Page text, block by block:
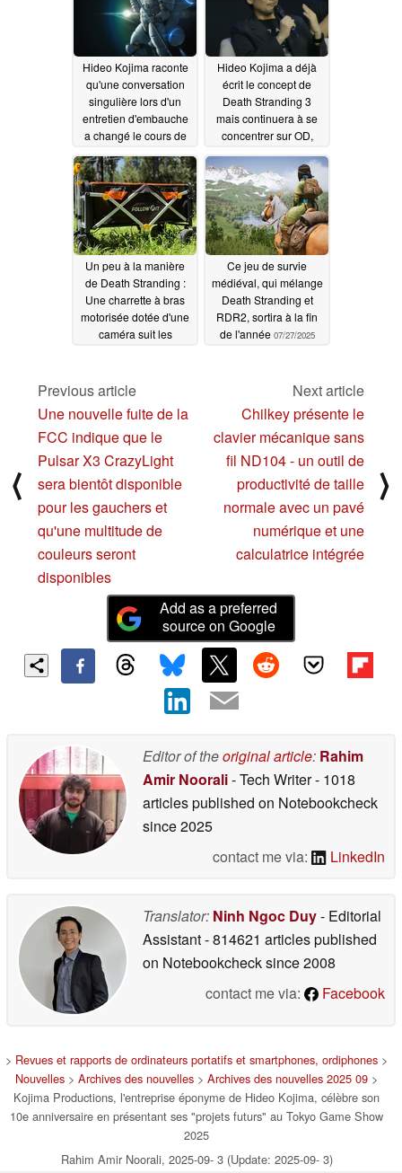
Hideo Kojima raconte
qu'une conversation
singulière lors d'un
entretien d'embauche
a changé le cours de
sa carrière09/11/2025
Hideo Kojima a déjà
écrit le concept de
Death Stranding 3
mais continuera à se
concentrer sur OD,
Physint08/27/2025
Un peu à la manière
de Death Stranding :
Une charrette à bras
motorisée dotée d'une
caméra suit les
08/03/2025
Ce jeu de survie
médiéval, qui mélange
Death Stranding et
RDR2, sortira à la fin
de l'année 07/27/2025
⟨
Previous article
Une nouvelle fuite de la
FCC indique que le
Pulsar X3 CrazyLight
sera bientôt disponible
pour les gauchers et
qu'une multitude de
couleurs seront
disponibles
Next article
Chilkey présente le
clavier mécanique sans
fil ND104 - un outil de
productivité de taille
normale avec un pavé
numérique et une
calculatrice intégrée
⟩
Add as a preferred
source on Google
Editor of theoriginal article: Rahim
Amir Noorali- Tech Writer- 1018
articles published on Notebookcheck
since 2025
contact me via:
LinkedIn
Translator: Ninh Ngoc Duy- Editorial
Assistant- 814621 articles published
on Notebookchecksince 2008
contact me via:
Facebook
> Revues et rapports de ordinateurs portatifs et smartphones, ordiphones >
Nouvelles > Archives des nouvelles > Archives des nouvelles 2025 09 >
Kojima Productions, l'entreprise éponyme de Hideo Kojima, célèbre son
10e anniversaire en présentant ses "projets futurs" au Tokyo Game Show
2025
Rahim Amir Noorali, 2025-09- 3 (Update: 2025-09- 3)